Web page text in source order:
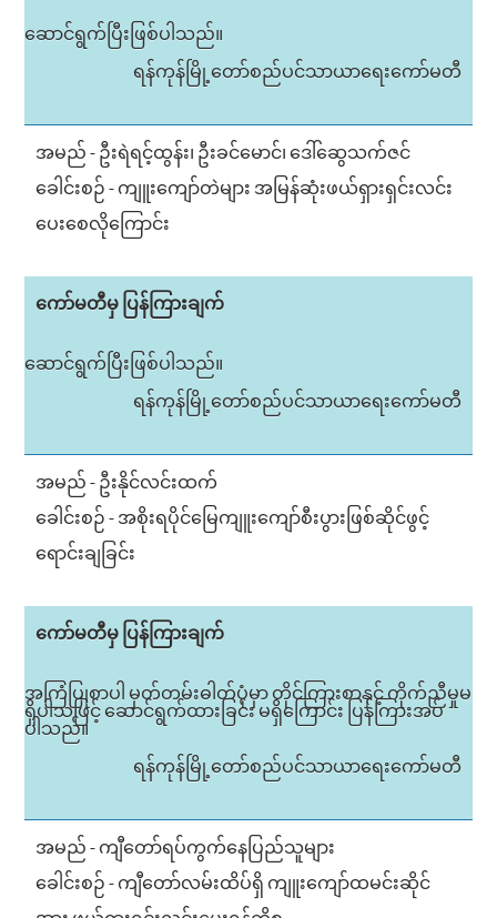
ဆောင်ရွက်ပြီးဖြစ်ပါသည်။
ရန်ကုန်မြို့တော်စည်ပင်သာယာရေးကော်မတီ
အမည် - ဦးရဲရင့်ထွန်း၊ ဦးခင်မောင်၊ ဒေါ်ဆွေသက်ဇင်
ခေါင်းစဉ် - ကျူးကျော်တဲများ အမြန်ဆုံးဖယ်ရှားရှင်းလင်း​
ပေး​စေလို​ကြောင်း
ကော်မတီမှ ပြန်ကြားချက်
ဆောင်ရွက်ပြီးဖြစ်ပါသည်။
ရန်ကုန်မြို့တော်စည်ပင်သာယာရေးကော်မတီ
အမည် - ဦးနိုင်လင်းထက်
ခေါင်းစဉ် - အစိုးရပိုင်မြေကျူးကျော်စီးပွားဖြစ်ဆိုင်ဖွင့်
ရောင်းချခြင်း
ကော်မတီမှ ပြန်ကြားချက်
အကြံပြုစာပါ မှတ်တမ်းဓါတ်ပုံမှာ တိုင်ကြားစာနှင့် ကိုက်ညီမှုမ
ရှိပါသဖြင့် ဆောင်ရွက်ထားခြင်း မရှိကြောင်း ပြန်ကြားအပ်
ပါသည်။
ရန်ကုန်မြို့တော်စည်ပင်သာယာရေးကော်မတီ
အမည် - ကျီတော်ရပ်ကွက်နေပြည်သူများ
ခေါင်းစဉ် - ကျီတော်လမ်းထိပ်ရှိ ကျူးကျော်ထမင်းဆိုင်